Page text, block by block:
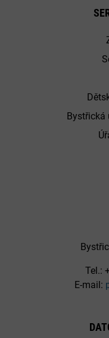
Bystřická
Tel.:
E-mail: